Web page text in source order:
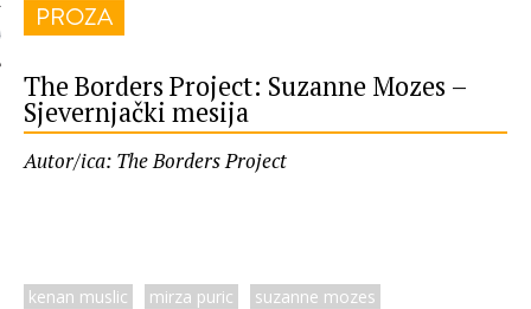
PROZA
The Borders Project: Suzanne Mozes –
Sjevernjački mesija
Autor/ica: The Borders Project
kenan muslic mirza puric
suzanne mozes